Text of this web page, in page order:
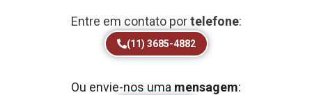
Entre em contato portelefone:
(11) 3685-4882
Ou envie-nos uma mensagem: